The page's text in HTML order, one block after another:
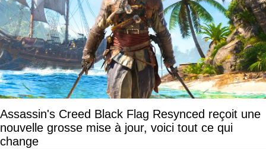
Assassin's Creed Black Flag Resynced reçoit une
nouvelle grosse mise à jour, voici tout ce qui
change